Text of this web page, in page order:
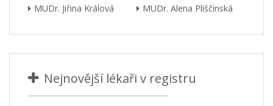
MUDr. Jiřina Králová
MUDr. Alena Pliščinská
Nejnovější lékaři v registru